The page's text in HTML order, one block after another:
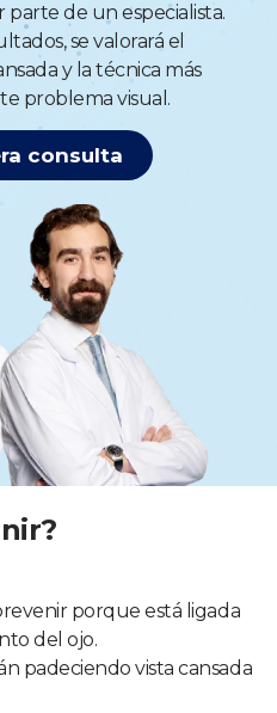
de un especialista.
se valorará el
y la técnica más
problema visual.
consulta
porque está ligada
del ojo.
padeciendo vista cansada